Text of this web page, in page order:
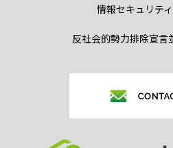
情報セキュリテ
反社会的勢力排除宣言